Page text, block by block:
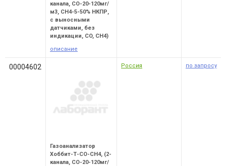
канала, СО-20-120мг/
м3, СН4-5-50% НКПР,
с выносными
датчиками, без
индикации, CO, CH4)
описание
00004602
Газоанализатор
Хоббит-Т-СО-СН4, (2-
канала, СО-20-120мг/
Россия по запросу